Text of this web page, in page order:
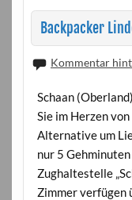
Backpacker
Kommentar
Schaan
Sie im Herzen
Alternative um
nur 5
Zughaltestelle
Zimmer verfügen